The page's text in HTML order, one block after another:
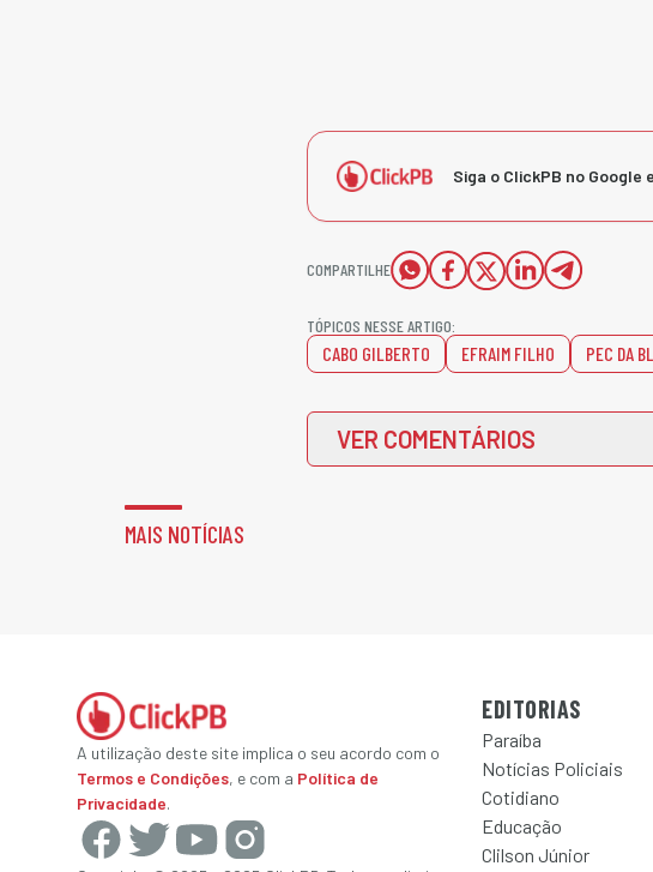
Siga o ClickPB no
COMPARTILHE
TÓPICOS NESSE ARTIGO:
CABO GILBERTO EFRAIM FILHO PEC DA
VER COMENTÁRIOS
MAIS NOTÍCIAS
A utilização deste site implica o seu acordo com o
Termos e Condições, e com a Política de
Privacidade.
EDITORIAS
Paraíba
Notícias Policiais
Cotidiano
Educação
Clilson Júnior